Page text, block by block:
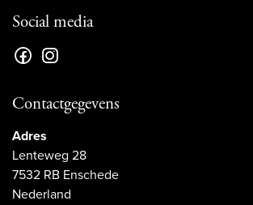
Social media
Contactgegevens
Adres
Lenteweg 28
7532 RB Enschede
Nederland